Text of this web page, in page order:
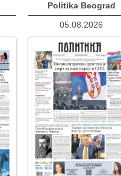
Politika Beograd
05.08.2026